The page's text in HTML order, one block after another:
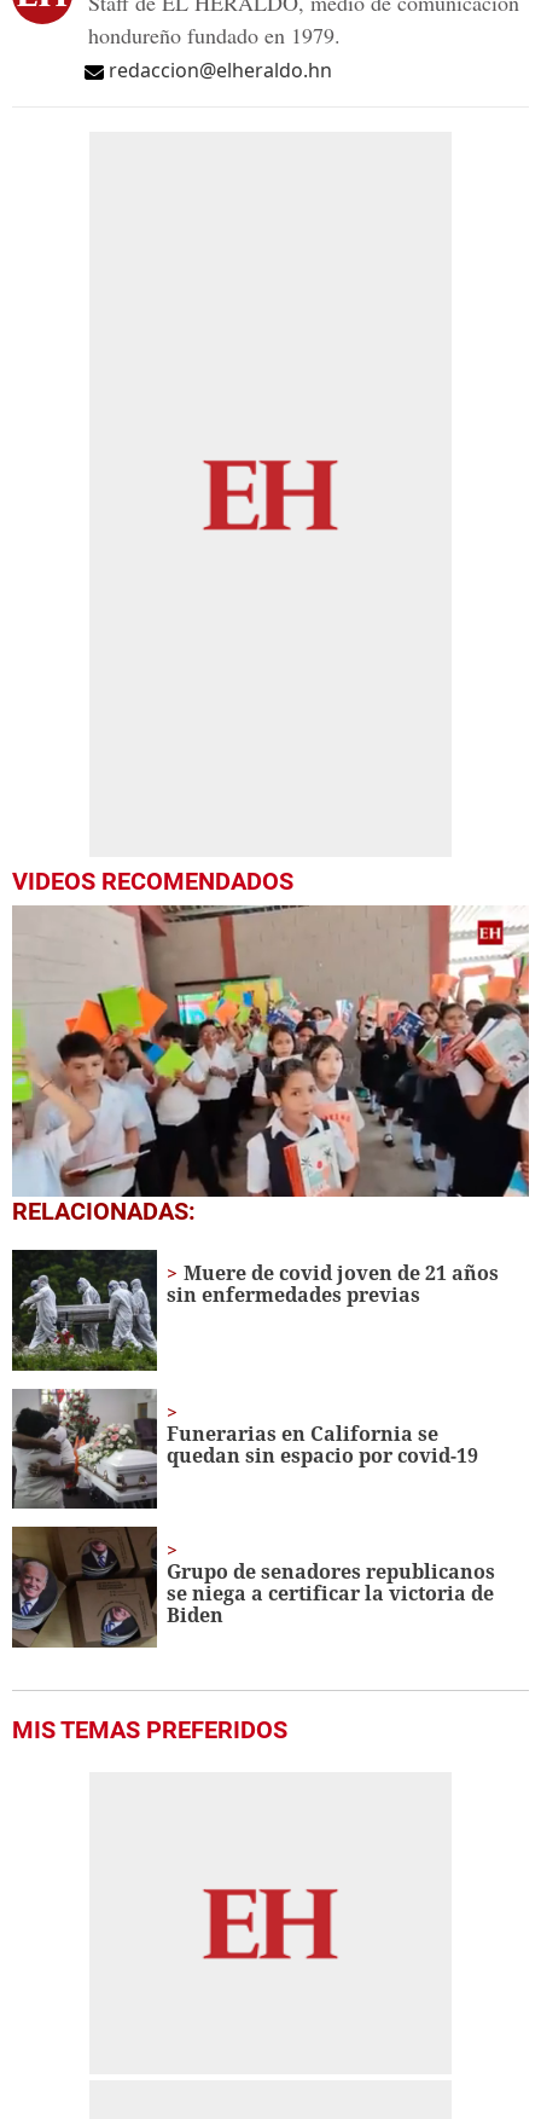
hondureño fundado en 1979.
redaccion@elheraldo.hn
VIDEOS RECOMENDADOS
0
seconds
minute,
56
seconds
RELACIONADAS:
Muere de covid joven de 21 años
sin enfermedades previas
Funerarias en California se
quedan sin espacio por covid-19
Grupo de senadores republicanos
se niega a certificar la victoria de
Biden
MIS TEMAS PREFERIDOS